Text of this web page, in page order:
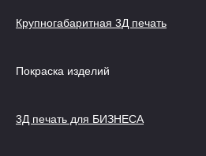
Крупногабаритная 3Д печать
Покраска изделий
3Д печать для БИЗНЕСА